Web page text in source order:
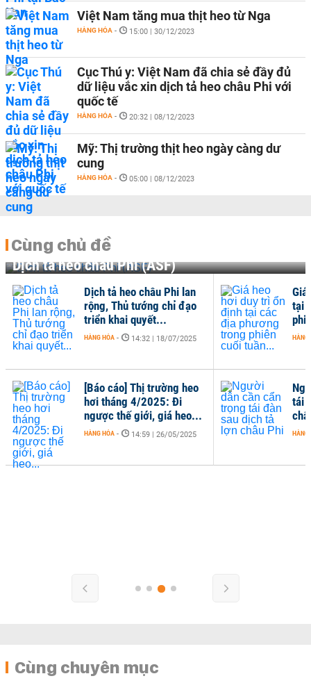
Việt Nam tăng mua thịt heo từ Nga
HÀNG HÓA - 15:00 | 30/12/2023
Cục Thú y: Việt Nam đã chia sẻ đầy đủ
dữ liệu vắc xin dịch tả heo châu Phi với
quốc tế
HÀNG HÓA - 20:32 | 08/12/2023
Mỹ: Thị trường thịt heo ngày càng dư
cung
HÀNG HÓA - 05:00 | 08/12/2023
Cùng chủ đề
Dịch tả heo châu Phi (ASF)
tái
HÀNG
Dịch tả heo châu Phi lan
rộng, Thủ tướng chỉ đạo
triển khai quyết...
HÀNG HÓA - 14:32 | 18/07/2025
[Báo cáo] Thị trường heo
hơi tháng 4/2025: Đi
ngược thế giới, giá heo...
HÀNG HÓA - 14:59 | 26/05/2025
tại
HÀNG
Cùng chuyên mục